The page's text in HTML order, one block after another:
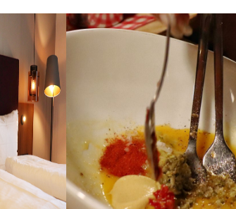
STADT
,
,
zumoxn
Restaurant Auracher-Löchl & Bar
„Stollen 1930“, Kufstein
GENIESSEN
Altstadt, Auracher Löchl,Genuss,
Hausmannskost, Kufstein,Österreich,
Restaurant,Steak,Tiroler Stuben,
Tradition